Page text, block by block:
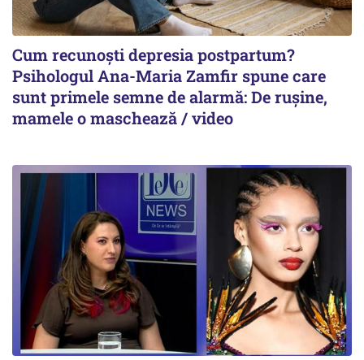
Cum recunoști depresia postpartum?
Psihologul Ana-Maria Zamfir spune care
sunt primele semne de alarmă: De rușine,
mamele o maschează / video